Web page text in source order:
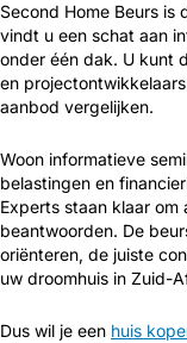
Second Home Beurs
vindt u een schat aan
onder één dak. U kunt
en
aanbod vergelijken.
Woon informatieve
belastingen en
Experts staan klaar om
beantwoorden. De
oriënteren, de juiste
uw droomhuis in Zuid-
Dus wil je een huis